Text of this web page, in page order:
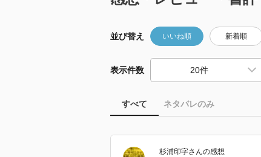
並び替え いいね順 新着順
表示件数
すべて ネタバレのみ
杉浦印字さんの感想